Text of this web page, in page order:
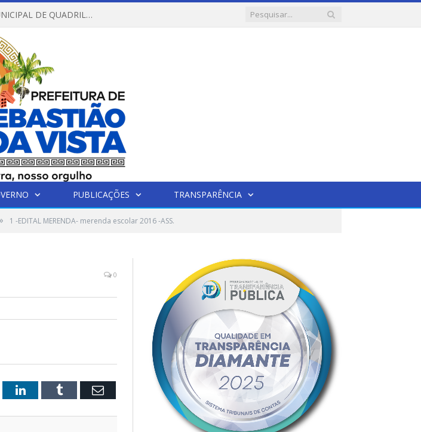
REGULAMENTO DO X CONCURSO INTERMUNICIPAL DE QUADRILHAS JUNINAS – 2026 – ARRAIÁ DA VENEZA
PUBLICAÇÕES TRANSPARÊNCIA
1 -EDITAL MERENDA- merenda escolar 2016 -ASS.
0
LinkedInTumblr Email